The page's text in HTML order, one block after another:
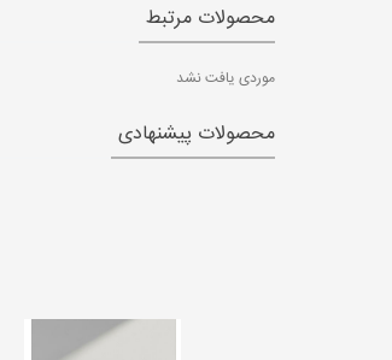
محصولات مرتبط
موردی یافت نشد
محصولات پیشنهادی